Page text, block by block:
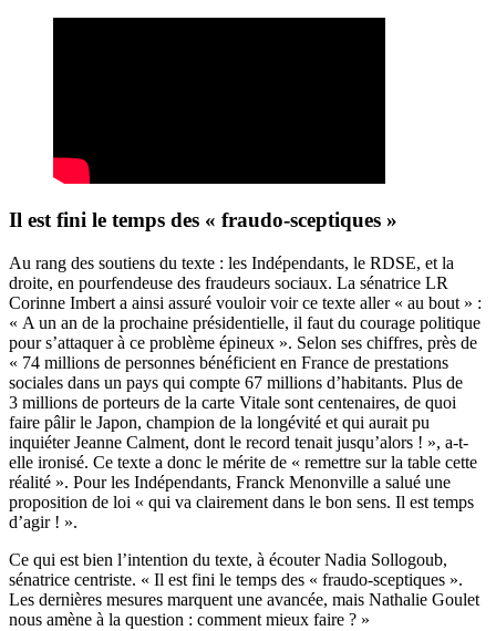
Il est fini le temps des « fraudo-sceptiques »
Au rang des soutiens du texte : les Indépendants, le RDSE, et la
droite, en pourfendeuse des fraudeurs sociaux. La sénatrice LR
Corinne Imbert a ainsi assuré vouloir voir ce texte aller « au bout » :
« A un an de la prochaine présidentielle, il faut du courage politique
pour s’attaquer à ce problème épineux ». Selon ses chiffres, près de
« 74 millions de personnes bénéficient en France de prestations
sociales dans un pays qui compte 67 millions d’habitants. Plus de
3 millions de porteurs de la carte Vitale sont centenaires, de quoi
faire pâlir le Japon, champion de la longévité et qui aurait pu
inquiéter Jeanne Calment, dont le record tenait jusqu’alors ! », a-t-
elle ironisé. Ce texte a donc le mérite de « remettre sur la table cette
réalité ». Pour les Indépendants, Franck Menonville a salué une
proposition de loi « qui va clairement dans le bon sens. Il est temps
d’agir ! ».
Ce qui est bien l’intention du texte, à écouter Nadia Sollogoub,
sénatrice centriste. « Il est fini le temps des « fraudo-sceptiques ».
Les dernières mesures marquent une avancée, mais Nathalie Goulet
nous amène à la question : comment mieux faire ? »